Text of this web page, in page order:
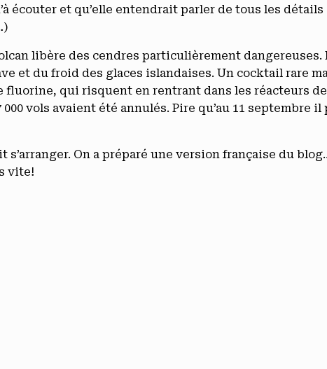
écouter et qu’elle entendrait parler de tous les détails
libère des cendres particulièrement
et du froid des glaces islandaises. Un cocktail rare
fluorine, qui risquent en rentrant dans les réacteurs
vols avaient été annulés. Pire qu’au 11 septembre
s’arranger. On a préparé une version française du
vite!